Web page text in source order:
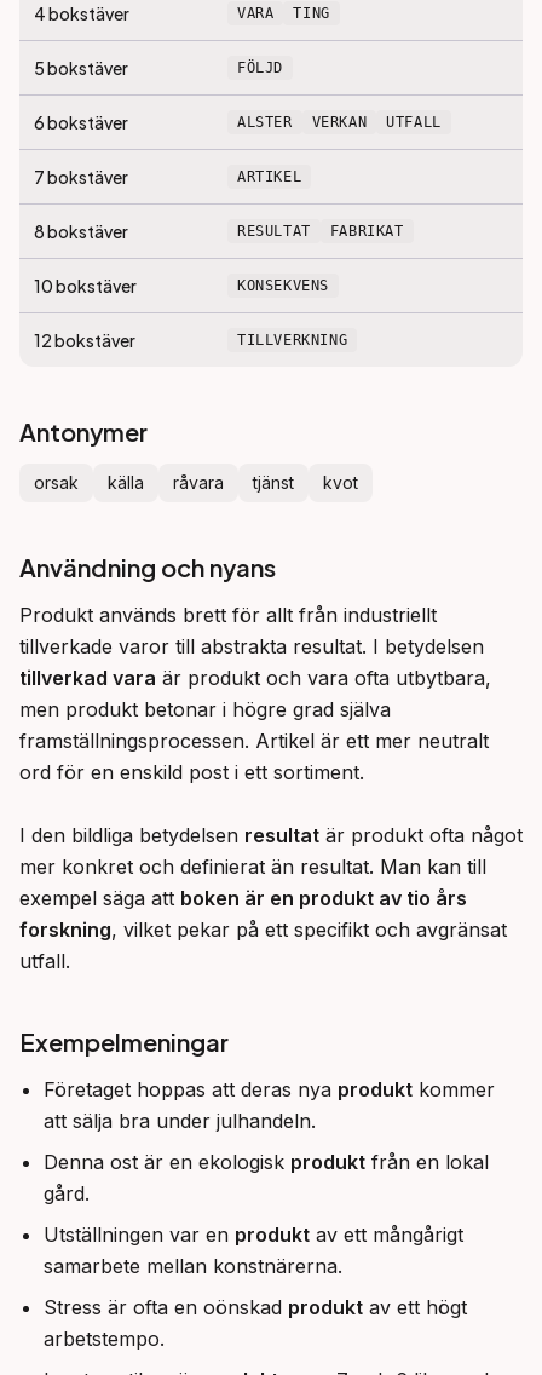
4bokstäver VARA TING
5bokstäver FÖLJD
6bokstäver ALSTER VERKAN UTFALL
7bokstäver ARTIKEL
8bokstäver RESULTAT FABRIKAT
10bokstäver KONSEKVENS
12bokstäver TILLVERKNING
Antonymer
orsak källa råvara tjänst kvot
Användning och nyans
Produkt används brett för allt från industriellt
tillverkad vara är produkt och vara ofta utbytbara,
men produkt betonar i högre grad själva
framställningsprocessen. Artikel är ett mer neutralt
ord för en enskild post i ett sortiment.
I den bildliga betydelsen resultat är produkt ofta något
mer konkret och definierat än resultat. Man kan till
exempel säga att boken är en produkt av tio års
forskning, vilket pekar på ett specifikt och avgränsat
utfall.
Exempelmeningar
Företaget hoppas att deras nya produkt kommer
att sälja bra under julhandeln.
Denna ost är en ekologisk produkt från en lokal
gård.
Utställningen var en produkt av ett mångårigt
samarbete mellan konstnärerna.
Stress är ofta en oönskad produkt av ett högt
arbetstempo.